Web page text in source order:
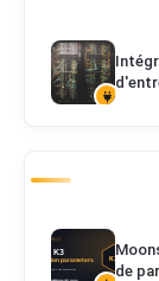
de